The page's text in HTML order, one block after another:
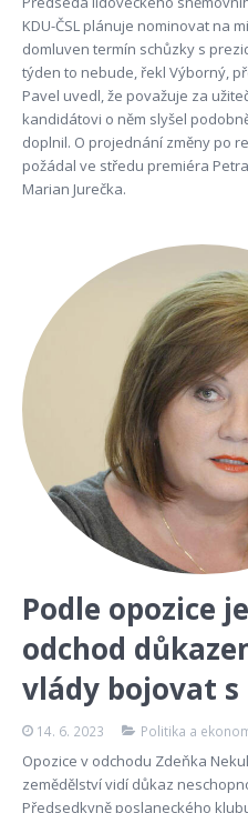
KDU-ČSL plánuje nominovat na
domluven termín schůzky s
týden to nebude, řekl Výborný,
Pavel uvedl, že považuje za
kandidátovi o něm slyšel
doplnil. O projednání změny po
požádal ve středu premiéra
Marian Jurečka.
Podle opozice
odchod
vlády bojovat
14. 6. 2023 Politika a
Opozice v odchodu Zdeňka
zemědělství vidí důkaz
Předsedkyně poslaneckého